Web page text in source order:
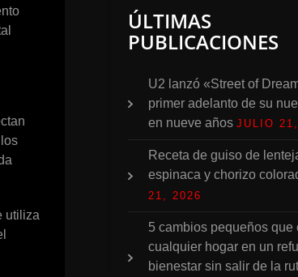
utiliza
ÚLTIMAS
PUBLICACIONES
U2 lanzó «Street of
primer adelanto de su
en nueve años JULIO
Receta de guiso de
espinaca y chorizo
21, 2026
5 cambios pequeños que
cualquier hogar en un
bienestar sin salir de la